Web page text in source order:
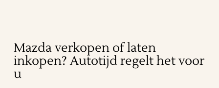
Mazda verkopen of laten
inkopen? Autotijd regelt het voor
u